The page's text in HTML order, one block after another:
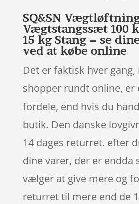
SQ&SN
Vægtstangssæt 100
15 kg Stang – se
ved at købe online
Det er faktisk hver gang,
shopper rundt online, er
fordele, end hvis du
butik. Den danske
14 dages returret. efter
dine varer, der er endda
vælger at give mere og
returret til mere end de